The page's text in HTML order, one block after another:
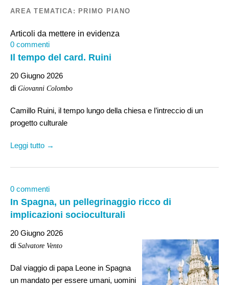
AREA TEMATICA: PRIMO PIANO
Articoli da mettere in evidenza
0 commenti
Il tempo del card. Ruini
20 Giugno 2026
di Giovanni Colombo
Camillo Ruini, il tempo lungo della chiesa e l’intreccio di un
progetto culturale
Leggi tutto →
0 commenti
In Spagna, un pellegrinaggio ricco di
implicazioni socioculturali
20 Giugno 2026
di Salvatore Vento
Dal viaggio di papa Leone in Spagna
un mandato per essere umani, uomini